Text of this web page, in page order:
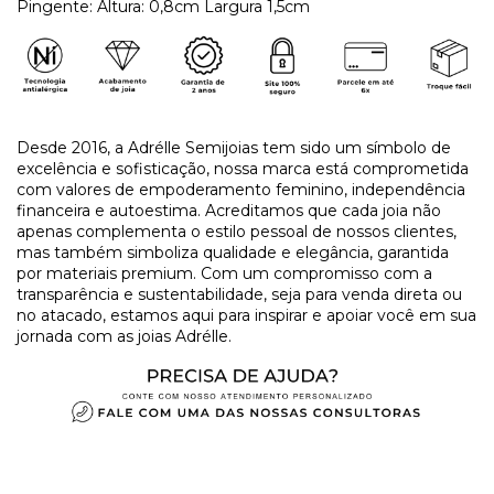
Pingente: Altura: 0,8cm Largura 1,5cm
Desde 2016, a Adrélle Semijoias tem sido um símbolo de
excelência e sofisticação, nossa marca está comprometida
com valores de empoderamento feminino, independência
financeira e autoestima. Acreditamos que cada joia não
apenas complementa o estilo pessoal de nossos clientes,
mas também simboliza qualidade e elegância, garantida
por materiais premium. Com um compromisso com a
transparência e sustentabilidade, seja para venda direta ou
no atacado, estamos aqui para inspirar e apoiar você em sua
jornada com as joias Adrélle.